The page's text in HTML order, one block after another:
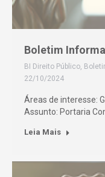
Boletim
BI Direito Público,
22/10/2024
Áreas de interesse:
Assunto: Portaria
Leia Mais